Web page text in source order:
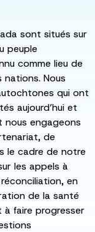
sont situés sur
peuple
comme lieu de
Nous
qui ont
aujourd’hui et
nous engageons
de
le cadre de notre
les appels à
en
de la santé
faire progresser